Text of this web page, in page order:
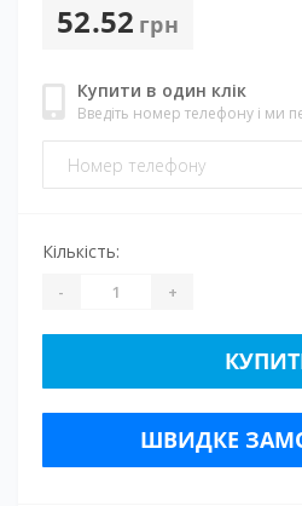
52.52 грн
Купити в один клік
Введіть номер телефону і ми
Кількість:
- +
ШВИДКЕ